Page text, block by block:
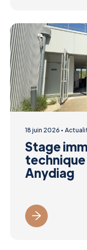
18 juin 2026
Stage
Anydiag